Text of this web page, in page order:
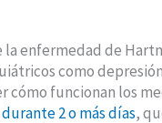
la enfermedad de
como
funcionan los
2 o más días,